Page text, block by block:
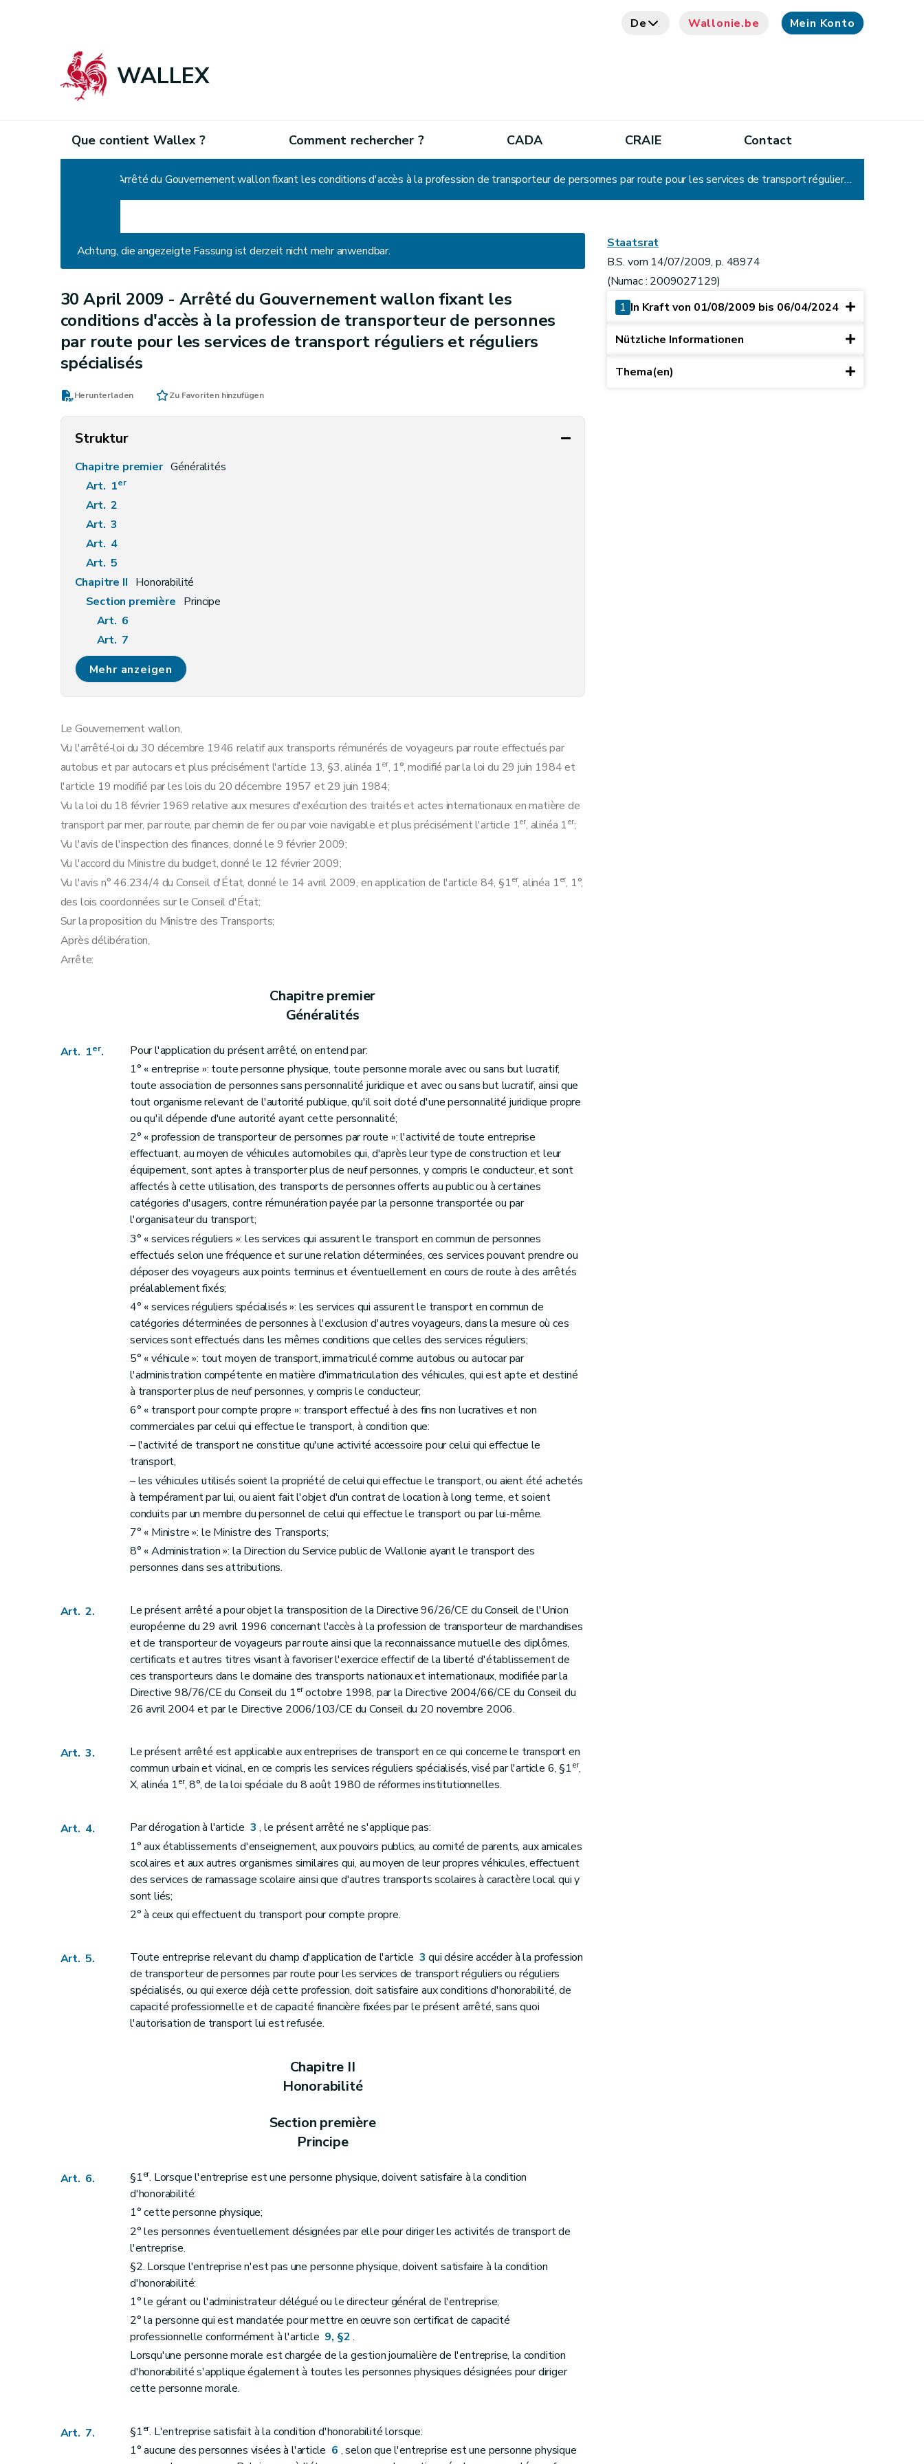
De Wallonie.be Mein Konto
WALLEX
Que contient Wallex ? Comment rechercher ? CADA CRAIE Contact
Arrêté du Gouvernement wallon fixant les conditions d'accès à la profession de transporteur de personnes par route pour les services de transport réguliers et réguliers spécialisés
Achtung, die angezeigte Fassung ist derzeit nicht mehr anwendbar.
30 April 2009 - Arrêté du Gouvernement wallon fixant les
conditions d'accès à la profession de transporteur de personnes
par route pour les services de transport réguliers et réguliers
spécialisés
Herunterladen Zu Favoriten hinzufügen
Struktur
Chapitre premier Généralités
Art. 1er
Art. 2
Art. 3
Art. 4
Art. 5
Chapitre II Honorabilité
Section première Principe
Art. 6
Art. 7
Section 2 Preuve
Art. 8
Art. 9
Art. 10
Section 2 Preuve
Art. 11
Art. 12
Section 3 Délivrance du certificat de capacité professionnelle
Art. 13
Art. 14
Art. 15
Section 4 Composition, attributions et fonctionnement du jury d'examen
Art. 16
Art. 17
Section 6
Fréquence des sessions d'examen
Art. 21
Section 7 Modalités et conditions de participation à l'examen
Art. 22
Art. 23
Art. 24
Art. 25
Art. 26
Section 8 Discipline des séances d'examen
Art. 27
Art. 28
Art. 29
Section 9 Attribution des notes d'appréciation
Art. 30
Section 10 Communication des résultats de l'examen
Section 11
Continuité de la capacité professionnelle
Art. 32
Art. 33
Chapitre IV Capacité financière
Section première Principe
Art. 34
Section 2 Preuve
Art. 35
Section 3
Mise en œuvre du cautionnement
Art. 37
Art. 38
Art. 40
Chapitre V Contrôle
Chapitre VI Sanctions
Dispositions transitoires et finales
Art. 45
Annexe 2
Mehr anzeigen
Le Gouvernement wallon,
Vu l'arrêté-loi du 30 décembre 1946 relatif aux transports rémunérés de voyageurs par route effectués par
autobus et par autocars et plus précisément l'article 13, §3, alinéa 1er, 1°, modifié par la loi du 29 juin 1984 et
l'article 19 modifié par les lois du 20 décembre 1957 et 29 juin 1984;
Vu la loi du 18 février 1969 relative aux mesures d'exécution des traités et actes internationaux en matière de
transport par mer, par route, par chemin de fer ou par voie navigable et plus précisément l'article 1er, alinéa 1er;
Vu l'avis de l'inspection des finances, donné le 9 février 2009;
Vu l'accord du Ministre du budget, donné le 12 février 2009;
Vu l'avis n° 46.234/4 du Conseil d'État, donné le 14 avril 2009, en application de l'article 84, §1er, alinéa 1er, 1°,
des lois coordonnées sur le Conseil d'État;
Sur la proposition du Ministre des Transports;
Après délibération,
Arrête:
Chapitre premier
Généralités
Art. 1er.
Pour l'application du présent arrêté, on entend par:
1° « entreprise »: toute personne physique, toute personne morale avec ou sans but lucratif,
toute association de personnes sans personnalité juridique et avec ou sans but lucratif, ainsi que
tout organisme relevant de l'autorité publique, qu'il soit doté d'une personnalité juridique propre
ou qu'il dépende d'une autorité ayant cette personnalité;
2° « profession de transporteur de personnes par route »: l'activité de toute entreprise
effectuant, au moyen de véhicules automobiles qui, d'après leur type de construction et leur
équipement, sont aptes à transporter plus de neuf personnes, y compris le conducteur, et sont
affectés à cette utilisation, des transports de personnes offerts au public ou à certaines
catégories d'usagers, contre rémunération payée par la personne transportée ou par
l'organisateur du transport;
3° « services réguliers »: les services qui assurent le transport en commun de personnes
effectués selon une fréquence et sur une relation déterminées, ces services pouvant prendre ou
déposer des voyageurs aux points terminus et éventuellement en cours de route à des arrêtés
préalablement fixés;
4° « services réguliers spécialisés »: les services qui assurent le transport en commun de
catégories déterminées de personnes à l'exclusion d'autres voyageurs, dans la mesure où ces
services sont effectués dans les mêmes conditions que celles des services réguliers;
5° « véhicule »: tout moyen de transport, immatriculé comme autobus ou autocar par
l'administration compétente en matière d'immatriculation des véhicules, qui est apte et destiné
à transporter plus de neuf personnes, y compris le conducteur;
6° « transport pour compte propre »: transport effectué à des fins non lucratives et non
commerciales par celui qui effectue le transport, à condition que:
– l'activité de transport ne constitue qu'une activité accessoire pour celui qui effectue le
transport,
– les véhicules utilisés soient la propriété de celui qui effectue le transport, ou aient été achetés
à tempérament par lui, ou aient fait l'objet d'un contrat de location à long terme, et soient
conduits par un membre du personnel de celui qui effectue le transport ou par lui-même.
7° « Ministre »: le Ministre des Transports;
8° « Administration »: la Direction du Service public de Wallonie ayant le transport des
personnes dans ses attributions.
Art. 2.
Le présent arrêté a pour objet la transposition de la Directive 96/26/CE du Conseil de l'Union
européenne du 29 avril 1996 concernant l'accès à la profession de transporteur de marchandises
et de transporteur de voyageurs par route ainsi que la reconnaissance mutuelle des diplômes,
certificats et autres titres visant à favoriser l'exercice effectif de la liberté d'établissement de
ces transporteurs dans le domaine des transports nationaux et internationaux, modifiée par la
Directive 98/76/CE du Conseil du 1eroctobre 1998, par la Directive 2004/66/CE du Conseil du
26 avril 2004 et par le Directive 2006/103/CE du Conseil du 20 novembre 2006.
Art. 3.
Le présent arrêté est applicable aux entreprises de transport en ce qui concerne le transport en
commun urbain et vicinal, en ce compris les services réguliers spécialisés, visé par l'article 6, §1er,
X, alinéa 1er, 8°, de la loi spéciale du 8 août 1980 de réformes institutionnelles.
Art. 4. Par dérogation à l'article 3 , le présent arrêté ne s'applique pas:
1° aux établissements d'enseignement, aux pouvoirs publics, au comité de parents, aux amicales
scolaires et aux autres organismes similaires qui, au moyen de leur propres véhicules, effectuent
des services de ramassage scolaire ainsi que d'autres transports scolaires à caractère local qui y
sont liés;
2° à ceux qui effectuent du transport pour compte propre.
Art. 5. Toute entreprise relevant du champ d'application de l'article 3 qui désire accéder à la profession
de transporteur de personnes par route pour les services de transport réguliers ou réguliers
spécialisés, ou qui exerce déjà cette profession, doit satisfaire aux conditions d'honorabilité, de
capacité professionnelle et de capacité financière fixées par le présent arrêté, sans quoi
l'autorisation de transport lui est refusée.
Chapitre II
Honorabilité
Section première
Principe
Art. 6. §1er. Lorsque l'entreprise est une personne physique, doivent satisfaire à la condition
d'honorabilité:
1° cette personne physique;
2° les personnes éventuellement désignées par elle pour diriger les activités de transport de
l'entreprise.
§2. Lorsque l'entreprise n'est pas une personne physique, doivent satisfaire à la condition
d'honorabilité:
1° le gérant ou l'administrateur délégué ou le directeur général de l'entreprise;
2° la personne qui est mandatée pour mettre en œuvre son certificat de capacité
professionnelle conformément à l'article 9, §2.
Lorsqu'une personne morale est chargée de la gestion journalière de l'entreprise, la condition
d'honorabilité s'applique également à toutes les personnes physiques désignées pour diriger
cette personne morale.
Art. 7. §1er. L'entreprise satisfait à la condition d'honorabilité lorsque:
1° aucune des personnes visées à l'article 6 , selon que l'entreprise est une personne physique
Staatsrat
B.S. vom 14/07/2009, p. 48974
(Numac : 2009027129)
1 In Kraft von 01/08/2009 bis 06/04/2024
Nützliche Informationen
Thema(en)